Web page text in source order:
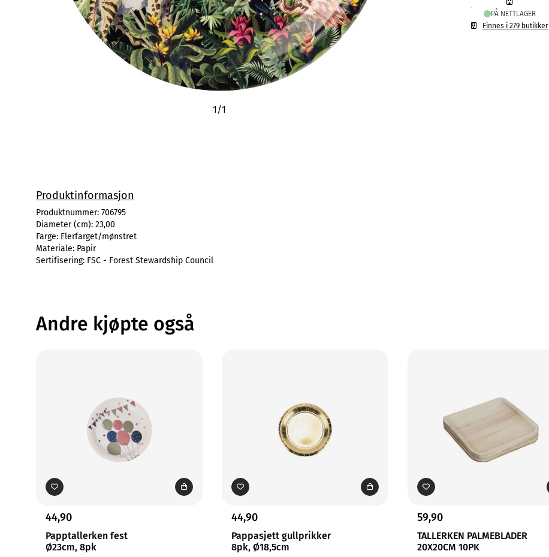
1/1
PÅ NETTLAGER
Finnes i 279 butikker
Produktinformasjon
Produktnummer: 706795
Diameter (cm): 23,00
Farge: Flerfarget/mønstret
Materiale: Papir
Sertifisering: FSC - Forest Stewardship Council
Andre kjøpte også
44,90
Papptallerken fest
Ø23cm, 8pk
44,90
Pappasjett gullprikker
8pk, Ø18,5cm
59,90
TALLERKEN PALMEBLADER
20X20CM 10PK